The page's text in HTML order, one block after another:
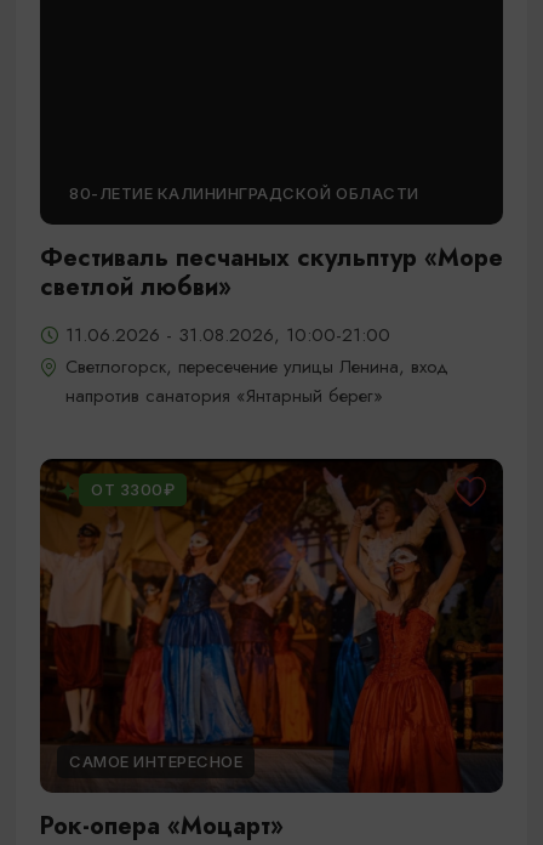
80-ЛЕТИЕ КАЛИНИНГРАДСКОЙ ОБЛАСТИ
Фестиваль песчаных скульптур «Море
светлой любви»
11.06.2026 - 31.08.2026, 10:00-21:00
Светлогорск, пересечение улицы Ленина, вход
напротив санатория «Янтарный берег»
ОТ 3300₽
САМОЕ ИНТЕРЕСНОЕ
Рок-опера «Моцарт»